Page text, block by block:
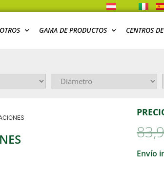
GAMA DE PRODUCTOS CENTROS
Envío